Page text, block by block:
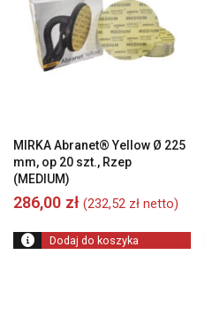
MIRKA Abranet® Yellow Ø 225
mm, op 20 szt., Rzep
(MEDIUM)
286,00 zł (232,52 zł netto)
Dodaj do koszyka